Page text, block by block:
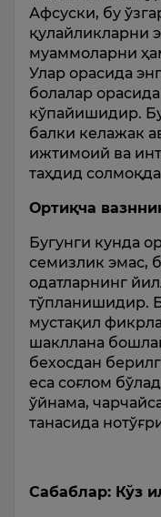
Афсуски, бу
қулайликларни
муаммоларни
Улар орасида
болалар
кўпайишидир.
балки келажак
ижтимоий ва
таҳдид
Ортиқча
Бугунги кунда
семизлик эмас,
одатларнинг
тўпланишидир.
мустақил
шакллана
бехосдан
еса соғлом
ўйнама,
танасида
Сабаблар: Кўз